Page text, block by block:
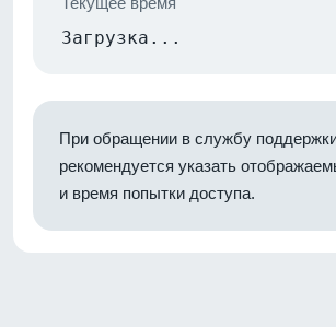
Загрузка...
При обращении в службу
рекомендуется указать
и время попытки доступа.